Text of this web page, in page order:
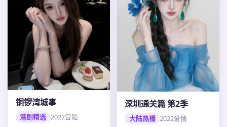
铜锣湾城事
港剧精选 2022冒险
深圳通关篇 第2季
大陆热播 2022爱情